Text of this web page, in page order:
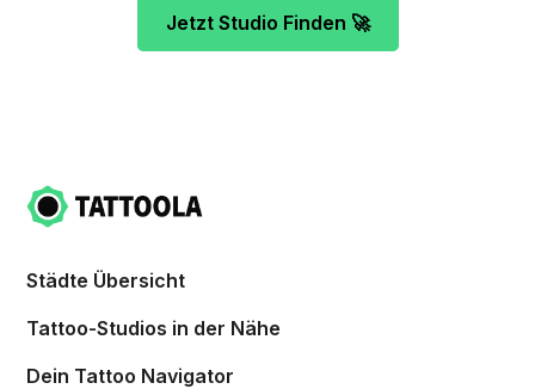
Jetzt Studio Finden 🚀
Städte Übersicht
Tattoo-Studios in der Nähe
Dein Tattoo Navigator